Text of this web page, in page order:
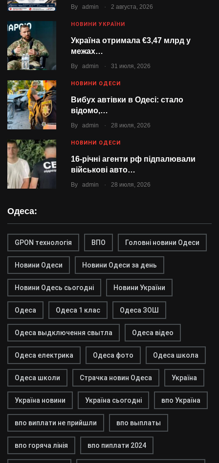
By admin 2 августа, 2026
НОВИНИ УКРАЇНИ
Україна отримала €3,47 млрд у
межах…
By admin 31 июля, 2026
НОВИНИ ОДЕСИ
Вибух автівки в Одесі: стало
відомо,…
By admin 28 июля, 2026
НОВИНИ ОДЕСИ
16-річні агенти рф підпалювали
військові авто…
By admin 28 июля, 2026
Одеса:
GPON технологія ВПО Головні новини Одеси
Новини Одеси Новини Одеси за день
Новини Одесь сьогодні Новини України
Одеса Одеса 1 клас Одеса ЗОШ
Одеса выдключення свытла Одеса відео
Одеса електрика Одеса фото Одеса школа
Одеса школи Страчка новин Одеса Україна
Україна новини Україна сьогодні впо Україна
впо виплати не прийшли впо выплаты
впо горяча лінія впо пиплати 2024